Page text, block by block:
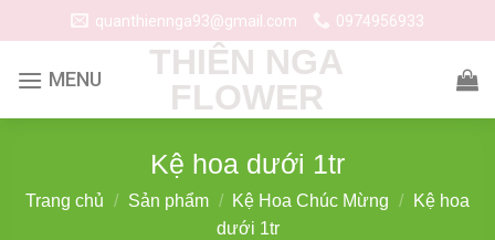
to
content
quanthiennga93@gmail.com 0974956933
THIÊN NGA
FLOWER
Kệ hoa dưới 1tr
Trang chủ / Sản phẩm / Kệ Hoa Chúc Mừng /
Kệ hoa
dưới 1tr